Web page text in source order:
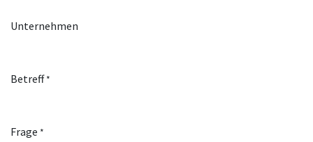
Unternehmen
Betreff *
Frage *